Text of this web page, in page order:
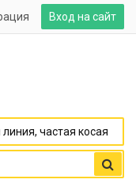
Вход на сайт
частая косая